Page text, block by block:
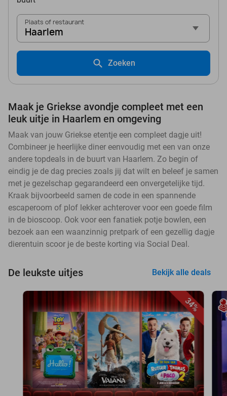
Plaats of restaurant
Haarlem
Zoeken
Maak je Griekse avondje compleet met een
leuk uitje in Haarlem en omgeving
Maak van jouw Griekse etentje een compleet dagje uit!
Combineer je heerlijke diner eenvoudig met een van onze
andere topdeals in de buurt van Haarlem. Zo begin of
eindig je de dag precies zoals jij dat wilt en beleef je samen
met je gezelschap gegarandeerd een onvergetelijke tijd.
Kraak bijvoorbeeld samen de code in een spannende
escaperoom of plof lekker achterover voor een goede film
in de bioscoop. Ook voor een fanatiek potje bowlen, een
bezoek aan een waanzinnig pretpark of een gezellig dagje
dierentuin scoor je de beste korting via Social Deal.
De leukste uitjes Bekijk alle deals
34%